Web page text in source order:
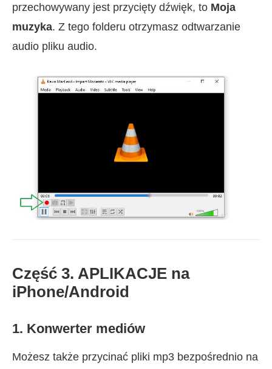
przechowywany jest przycięty dźwięk, to Moja
muzyka. Z tego folderu otrzymasz odtwarzanie
audio pliku audio.
Część 3. APLIKACJE na
iPhone/Android
1. Konwerter mediów
Możesz także przycinać pliki mp3 bezpośrednio na